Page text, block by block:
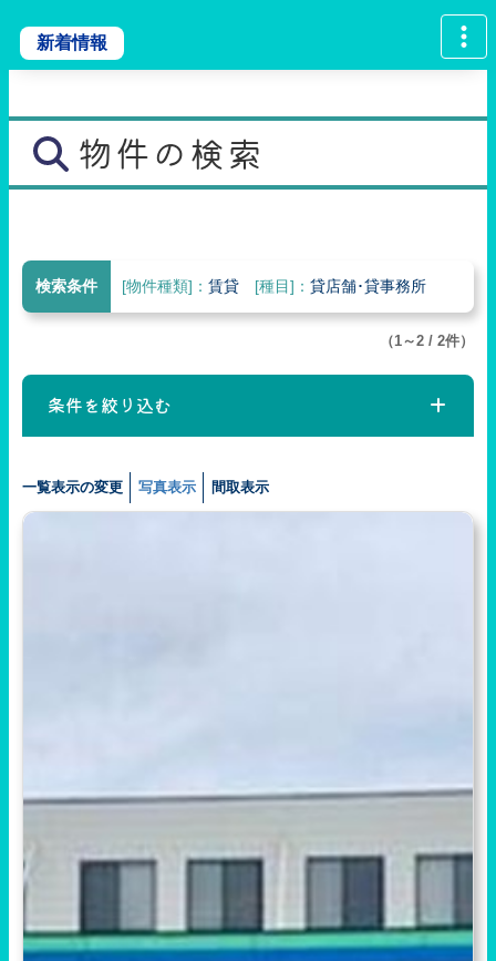
新着情報
物件の検索
検索条件 [物件種類]： 賃貸 [種目]： 貸店舗･貸事務所
（1～2 / 2件）
条件を絞り込む
一覧表示の変更 写真表示 間取表示